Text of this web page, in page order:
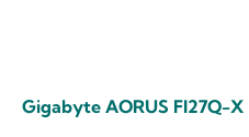
Gigabyte AORUS FI27Q-X